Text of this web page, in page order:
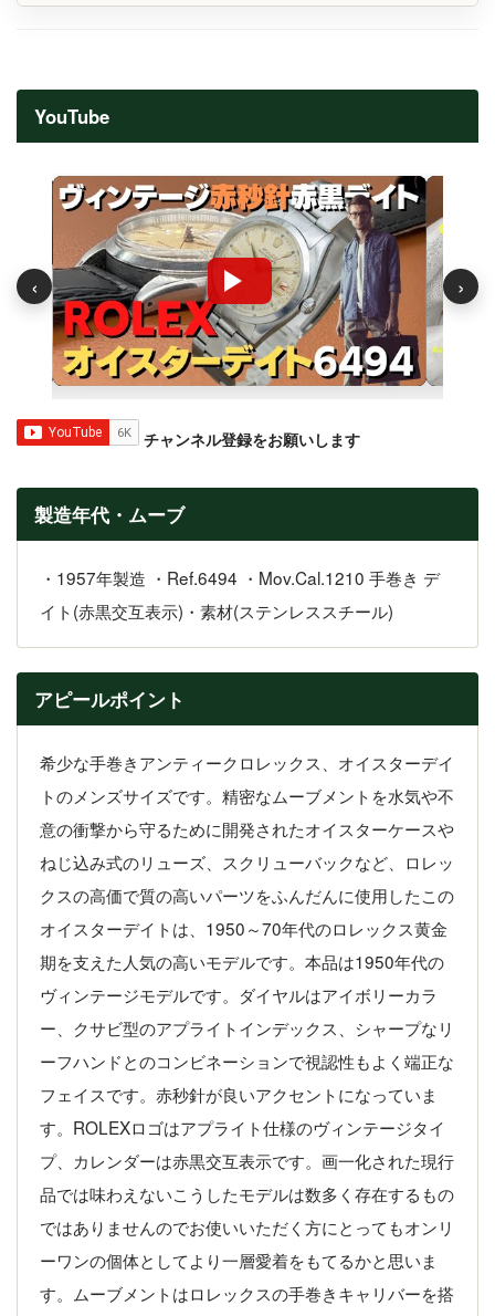
YouTube
‹ ›
チャンネル登録をお願いします
製造年代・ムーブ
・1957年製造 ・Ref.6494 ・Mov.Cal.1210 手巻き デ
イト(赤黒交互表示)・素材(ステンレススチール)
アピールポイント
希少な手巻きアンティークロレックス、オイスターデイ
トのメンズサイズです。精密なムーブメントを水気や不
意の衝撃から守るために開発されたオイスターケースや
ねじ込み式のリューズ、スクリューバックなど、ロレッ
クスの高価で質の高いパーツをふんだんに使用したこの
オイスターデイトは、1950～70年代のロレックス黄金
期を支えた人気の高いモデルです。本品は1950年代の
ヴィンテージモデルです。ダイヤルはアイボリーカラ
ー、クサビ型のアプライトインデックス、シャープなリ
ーフハンドとのコンビネーションで視認性もよく端正な
フェイスです。赤秒針が良いアクセントになっていま
す。ROLEXロゴはアプライト仕様のヴィンテージタイ
プ、カレンダーは赤黒交互表示です。画一化された現行
品では味わえないこうしたモデルは数多く存在するもの
ではありませんのでお使いいただく方にとってもオンリ
ーワンの個体としてより一層愛着をもてるかと思いま
す。ムーブメントはロレックスの手巻きキャリバーを搭